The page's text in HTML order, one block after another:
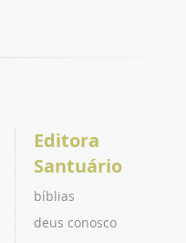
Editora
Santuário
bíblias
deus conosco